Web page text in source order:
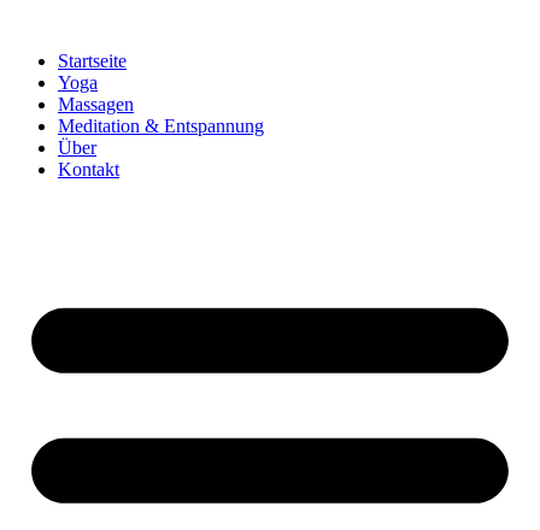
springenStartseite
Yoga
Massagen
Meditation & Entspannung
Über
Kontakt